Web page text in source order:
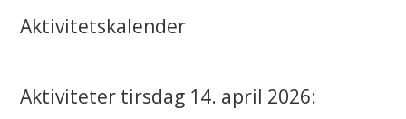
Aktivitetskalender
Aktiviteter tirsdag 14. april 2026: